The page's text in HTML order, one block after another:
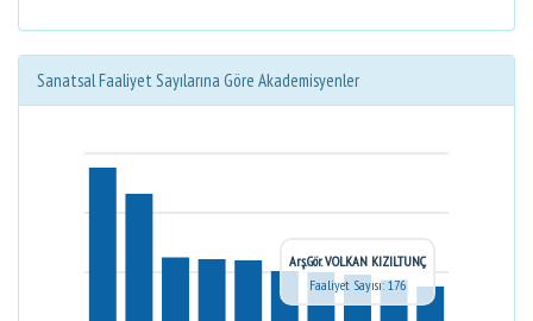
Sanatsal Faaliyet Sayılarına Göre Akademisyenler
Arş.Gör. VOLKAN KIZILTUNÇ
Faaliyet Sayısı: 176